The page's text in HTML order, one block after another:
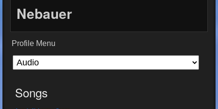
Nebauer
Profile Menu
Songs